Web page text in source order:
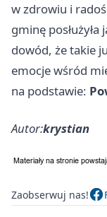
w zdrowiu i
gminę
dowód, że takie
emocje wśród
na podstawie:
Autor:krystian
Zaobserwuj nas!